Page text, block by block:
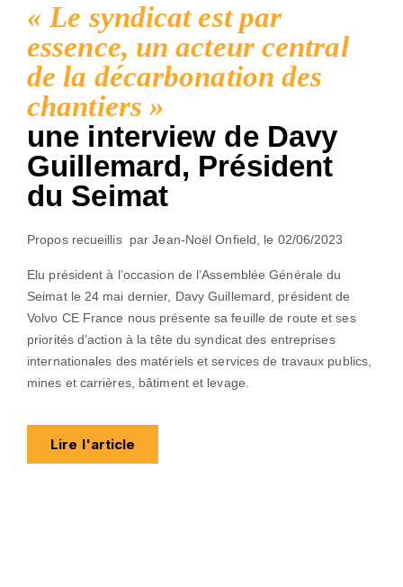
« Le syndicat est par
essence, un acteur central
de la décarbonation des
chantiers »
une interview de Davy
Guillemard, Président
du Seimat
Propos recueillis par Jean-Noël Onfield, le 02/06/2023
Elu président à l’occasion de l’Assemblée Générale du
Seimat le 24 mai dernier, Davy Guillemard, président de
Volvo CE France nous présente sa feuille de route et ses
priorités d’action à la tête du syndicat des entreprises
internationales des matériels et services de travaux publics,
mines et carrières, bâtiment et levage.
Lire l'article